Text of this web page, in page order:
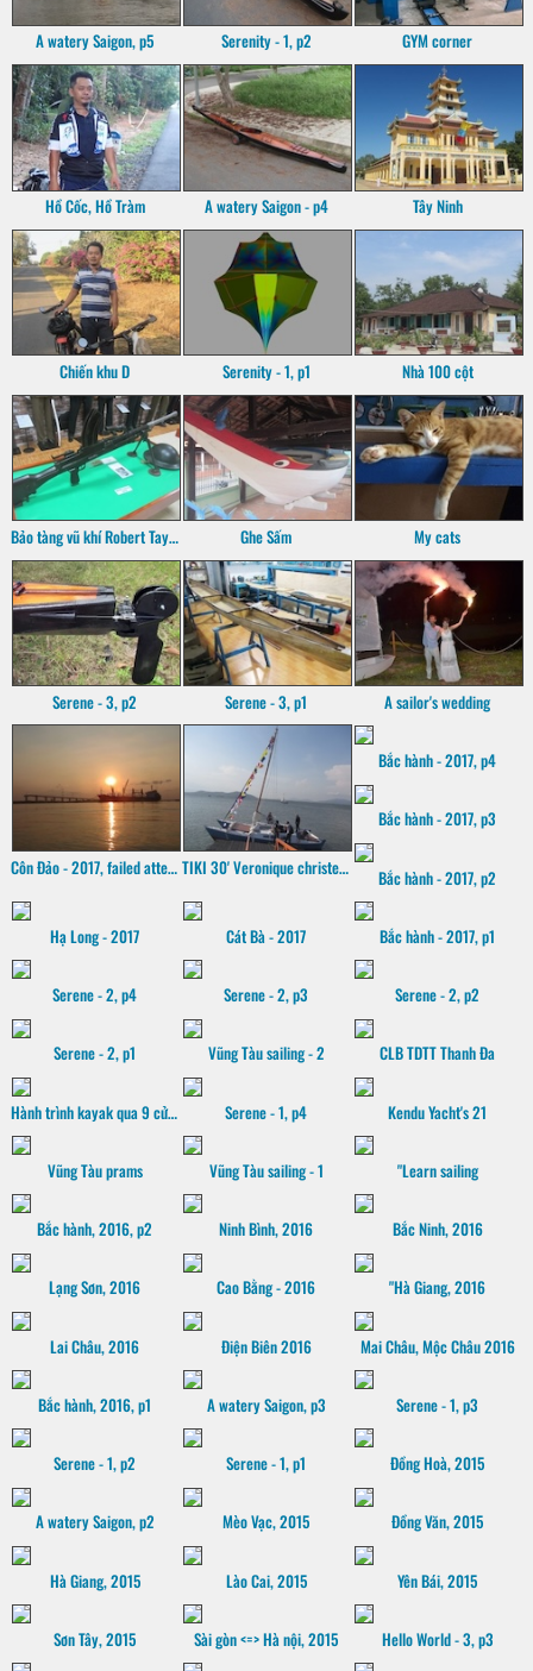
A watery Saigon, p5 Serenity - 1, p2 GYM corner
Hồ Cốc, Hồ Tràm A watery Saigon - p4 Tây Ninh
Chiến khu D Serenity - 1, p1 Nhà 100 cột
Bảo tàng vũ khí Robert Taylor Ghe Sấm My cats
Serene - 3, p2 Serene - 3, p1 A sailor's wedding
Côn Đảo - 2017, failed attempt TIKI 30' Veronique christening
Bắc hành - 2017, p4
Bắc hành - 2017, p3
Bắc hành - 2017, p2
Hạ Long - 2017 Cát Bà - 2017 Bắc hành - 2017, p1
Serene - 2, p4 Serene - 2, p3 Serene - 2, p2
Serene - 2, p1 Vũng Tàu sailing - 2 CLB TDTT Thanh Đa
Hành trình kayak qua 9 cửa sông Mekong, 2016 Serene - 1, p4 Kendu Yacht's 21
Vũng Tàu prams Vũng Tàu sailing - 1 "Learn sailing
Bắc hành, 2016, p2 Ninh Bình, 2016 Bắc Ninh, 2016
Lạng Sơn, 2016 Cao Bằng - 2016 "Hà Giang, 2016
Lai Châu, 2016 Điện Biên 2016 Mai Châu, Mộc Châu 2016
Bắc hành, 2016, p1 A watery Saigon, p3 Serene - 1, p3
Serene - 1, p2 Serene - 1, p1 Đồng Hoà, 2015
A watery Saigon, p2 Mèo Vạc, 2015 Đồng Văn, 2015
Hà Giang, 2015 Lào Cai, 2015 Yên Bái, 2015
Sơn Tây, 2015 Sài gòn <=> Hà nội, 2015 Hello World - 3, p3